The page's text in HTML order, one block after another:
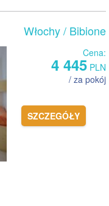
Włochy/ Bibione
Cena:
4 445 PLN
/ za pokój
SZCZEGÓŁY